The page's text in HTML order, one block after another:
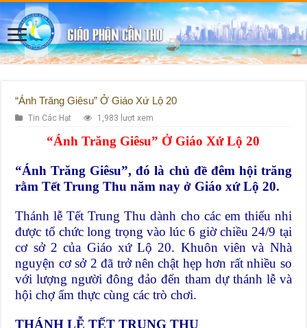
“Ánh Trăng Giêsu” Ở Giáo Xứ Lộ 20
Tin Các Hạt 1,983 lượt xem
“Ánh Trăng Giêsu” Ở Giáo Xứ Lộ 20
“Ánh Trăng Giêsu”, đó là chủ đề đêm hội trăng
rằm Tết Trung Thu năm nay ở Giáo xứ Lộ 20.
Thánh lễ Tết Trung Thu dành cho các em thiếu nhi
được tổ chức long trọng vào lúc 6 giờ chiều 24/9 tại
cơ sở 2 của Giáo xứ Lộ 20. Khuôn viên và Nhà
nguyện cơ sở 2 đã trở nên chật hẹp hơn rất nhiều so
với lượng người đông đảo đến tham dự thánh lễ và
hội chợ ẩm thực cùng các trò chơi.
THÁNH LỄ TẾT TRUNG THU